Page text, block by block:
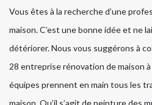
Vous êtes à la recherche d’une
maison. C’est une bonne idée et ne
détériorer. Nous vous suggérons à
28 entreprise rénovation de maison
équipes prennent en main tous les
maison. Qu’il s’agit de peinture des